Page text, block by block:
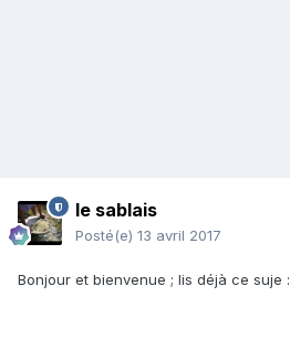
le sablais
Posté(e) 13 avril 2017
Bonjour et bienvenue ; lis déjà ce suje :